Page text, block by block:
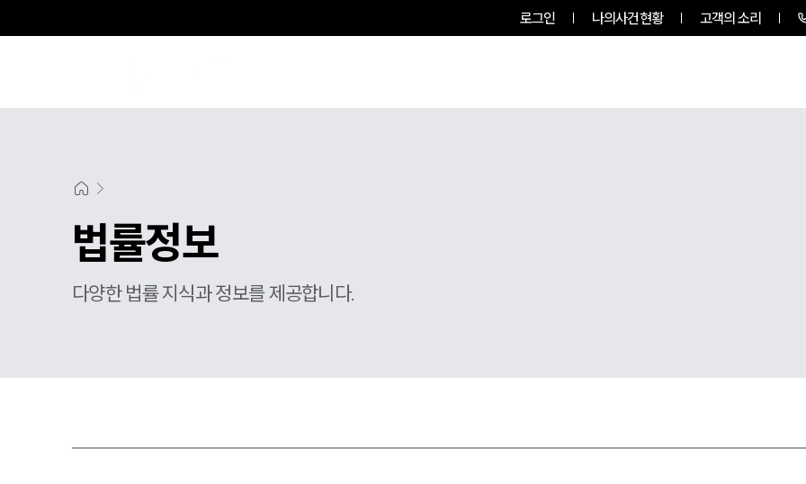
로그인 나의사건현황 고객의 소리
법률정보
다양한 법률 지식과 정보를 제공합니다.